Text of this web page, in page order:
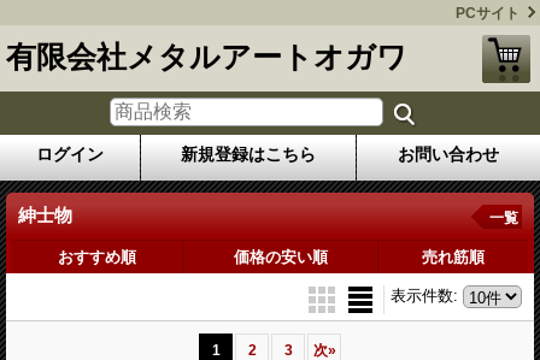
PCサイト
有限会社メタルアートオガワ
ログイン 新規登録はこちら お問い合わせ
紳士物 一覧
おすすめ順 価格の安い順 売れ筋順
表示件数:
1 2 3 次»